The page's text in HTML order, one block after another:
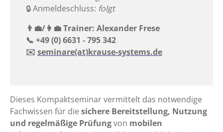
🔒 Anmeldeschluss: folgt
👨‍💼/👩‍💼 Trainer: Alexander Frese
📞 +49 (0) 6631 - 795 342
✉️ seminare(at)krause-systems.de
Dieses Kompaktseminar vermittelt das notwendige
Fachwissen für die sichere Bereitstellung, Nutzung
und regelmäßige Prüfungvon mobilen